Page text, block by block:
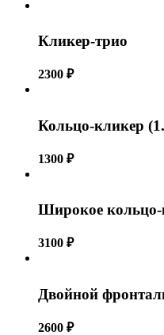
Кликер-трио
2300 ₽
Кольцо-кликер
1300 ₽
Широкое кольцо-
3100 ₽
Двойной
2600 ₽